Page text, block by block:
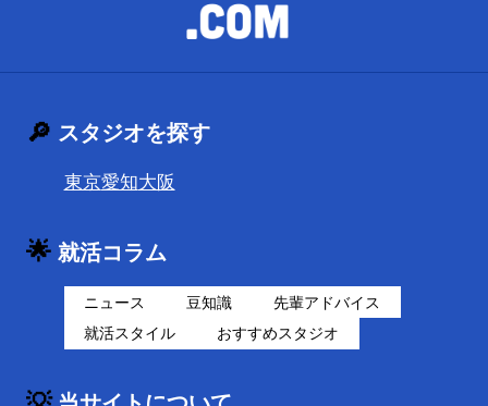
🔎 スタジオを探す
東京愛知大阪
🌟 就活コラム
ニュース 豆知識
先輩アドバイス
就活スタイル
おすすめスタジオ